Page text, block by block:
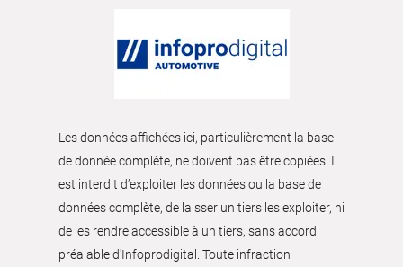
Les données affichées ici, particulièrement la base
de donnée complète, ne doivent pas être copiées. Il
est interdit d’exploiter les données ou la base de
données complète, de laisser un tiers les exploiter, ni
de les rendre accessible à un tiers, sans accord
préalable d'Infoprodigital. Toute infraction